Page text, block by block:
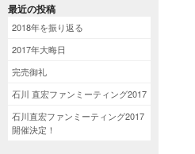
最近の投稿
2018年を振り返る
2017年大晦日
完売御礼
石川 直宏ファンミーティング2017
石川直宏ファンミーティング2017
開催決定！